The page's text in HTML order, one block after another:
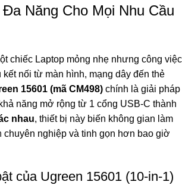
Năng Cho Mọi Nhu Cầu
chiếc Laptop mỏng nhẹ nhưng công việc
kết nối từ màn hình, mạng dây đến thẻ
15601 (mã CM498) chính là giải pháp
năng mở rộng từ 1 cổng USB-C thành
nhau, thiết bị này biến không gian làm
chuyên nghiệp và tinh gọn hơn bao giờ
của Ugreen 15601 (10-in-1)